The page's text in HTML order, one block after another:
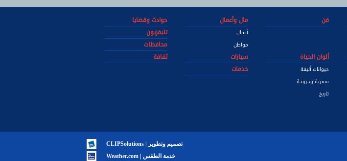
فن مال وأعمال
أعمال
مواطن
حوادث وقضايا
تليفزيون
محافظات
ألوان الحياة
حيوانات أليفة
سفرية وخروجة
تاريخ
سيارات
ثقافة
خدمات
تصميم وتطوير | CLIPSolutions
خدمة الطقس | Weather.com